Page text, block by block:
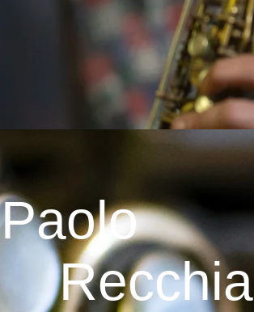
Paolo
Recchia